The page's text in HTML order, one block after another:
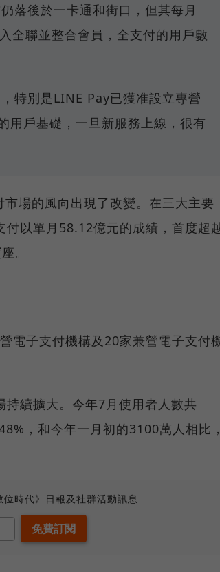
落後於一卡通和街口，但其每月
全聯並整合會員，全支付的用戶數
特別是LINE Pay已獲准設立專營
用戶基礎，一旦新服務上線，很有
場的風向出現了改變。在三大主要
以單月58.12億元的成績，首度超
。
電子支付機構及20家兼營電子支付
續擴大。今年7月使用者人數共
，和今年一月初的3100萬人相比
時代》日報及社群活動訊息